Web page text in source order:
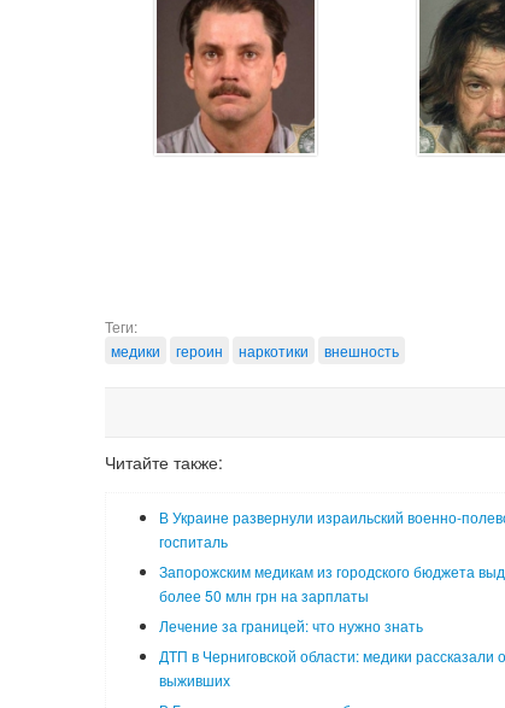
Теги:
медики
героин наркотики внешность
Читайте также:
В Украине развернули израильский военно-
госпиталь
Запорожским медикам из городского бюджета
более 50 млн грн на зарплаты
Лечение за границей: что нужно знать
ДТП в Черниговской области: медики рассказали
выживших